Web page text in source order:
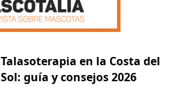
Talasoterapia en la Costa del
Sol: guía y consejos 2026